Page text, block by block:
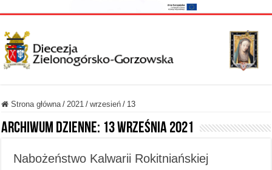
Strona główna / 2021 / wrzesień / 13
Archiwum dzienne: 13 września 2021
Nabożeństwo Kalwarii Rokitniańskiej